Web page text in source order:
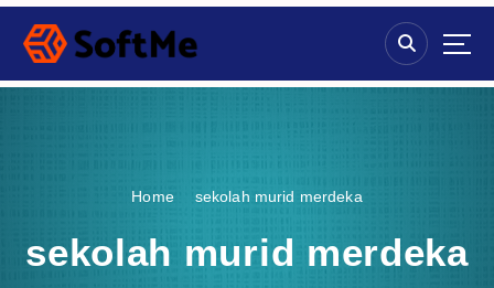
S
p
Home sekolah murid merdeka
sekolah murid merdeka